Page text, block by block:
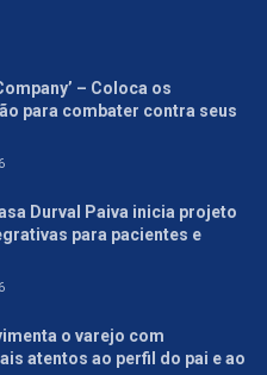
– Coloca os
para combater contra seus
Durval Paiva inicia projeto
para pacientes e
o varejo com
atentos ao perfil do pai e ao